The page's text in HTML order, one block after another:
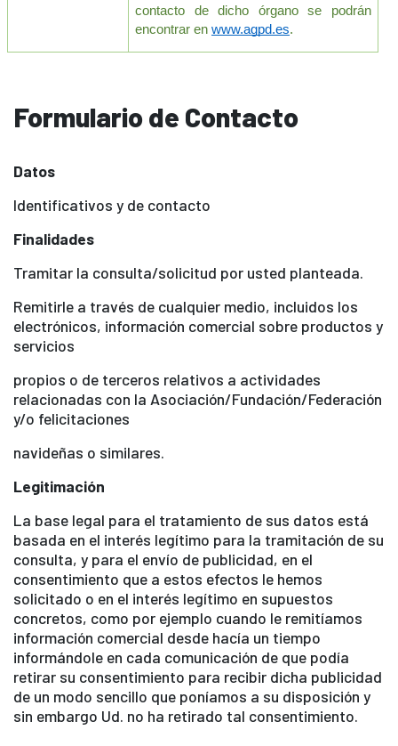
contacto de dicho órgano se podrán
encontrar en www.agpd.es.
Formulario de Contacto
Datos
Identificativos y de contacto
Finalidades
Tramitar la consulta/solicitud por usted planteada.
Remitirle a través de cualquier medio, incluidos los
electrónicos, información comercial sobre productos y
servicios
propios o de terceros relativos a actividades
relacionadas con la Asociación/Fundación/Federación
y/o felicitaciones
navideñas o similares.
Legitimación
La base legal para el tratamiento de sus datos está
basada en el interés legítimo para la tramitación de su
consulta, y para el envío de publicidad, en el
consentimiento que a estos efectos le hemos
solicitado o en el interés legítimo en supuestos
concretos, como por ejemplo cuando le remitíamos
información comercial desde hacía un tiempo
informándole en cada comunicación de que podía
retirar su consentimiento para recibir dicha publicidad
de un modo sencillo que poníamos a su disposición y
sin embargo Ud. no ha retirado tal consentimiento.